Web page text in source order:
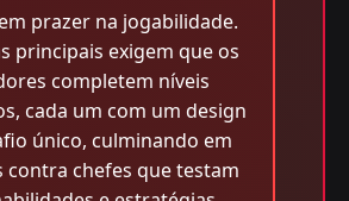
prazer na jogabilidade.
principais exigem que os
completem níveis
cada um com um design
único, culminando em
contra chefes que testam